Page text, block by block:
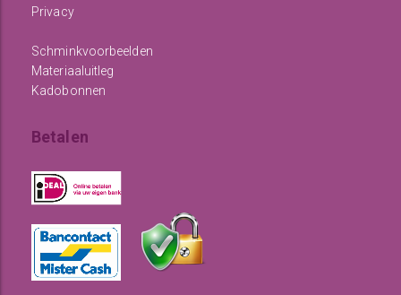
Privacy
Schminkvoorbeelden
Materiaaluitleg
Kadobonnen
Betalen